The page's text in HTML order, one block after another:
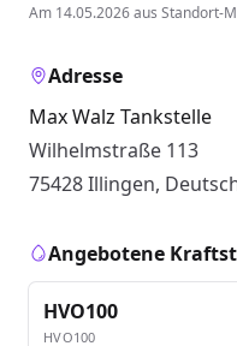
Am 14.05.2026 aus Standort-
Adresse
Max Walz Tankstelle
Wilhelmstraße 113
75428 Illingen,
Angebotene
HVO100
HVO100